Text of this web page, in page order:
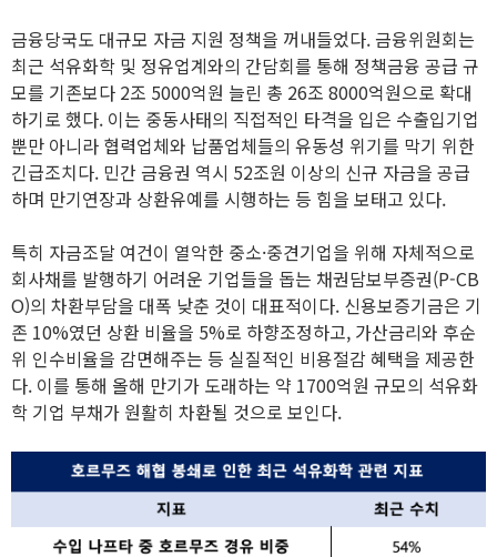
금융당국도 대규모 자금 지원 정책을 꺼내들었다. 금융위원회는
최근 석유화학 및 정유업계와의 간담회를 통해 정책금융 공급 규
모를 기존보다 2조 5000억원 늘린 총 26조 8000억원으로 확대
하기로 했다. 이는 중동사태의 직접적인 타격을 입은 수출입기업
뿐만 아니라 협력업체와 납품업체들의 유동성 위기를 막기 위한
긴급조치다. 민간 금융권 역시 52조원 이상의 신규 자금을 공급
하며 만기연장과 상환유예를 시행하는 등 힘을 보태고 있다.
특히 자금조달 여건이 열악한 중소·중견기업을 위해 자체적으로
회사채를 발행하기 어려운 기업들을 돕는 채권담보부증권(P-CB
O)의 차환부담을 대폭 낮춘 것이 대표적이다. 신용보증기금은 기
존 10%였던 상환 비율을 5%로 하향조정하고, 가산금리와 후순
위 인수비율을 감면해주는 등 실질적인 비용절감 혜택을 제공한
다. 이를 통해 올해 만기가 도래하는 약 1700억원 규모의 석유화
학 기업 부채가 원활히 차환될 것으로 보인다.